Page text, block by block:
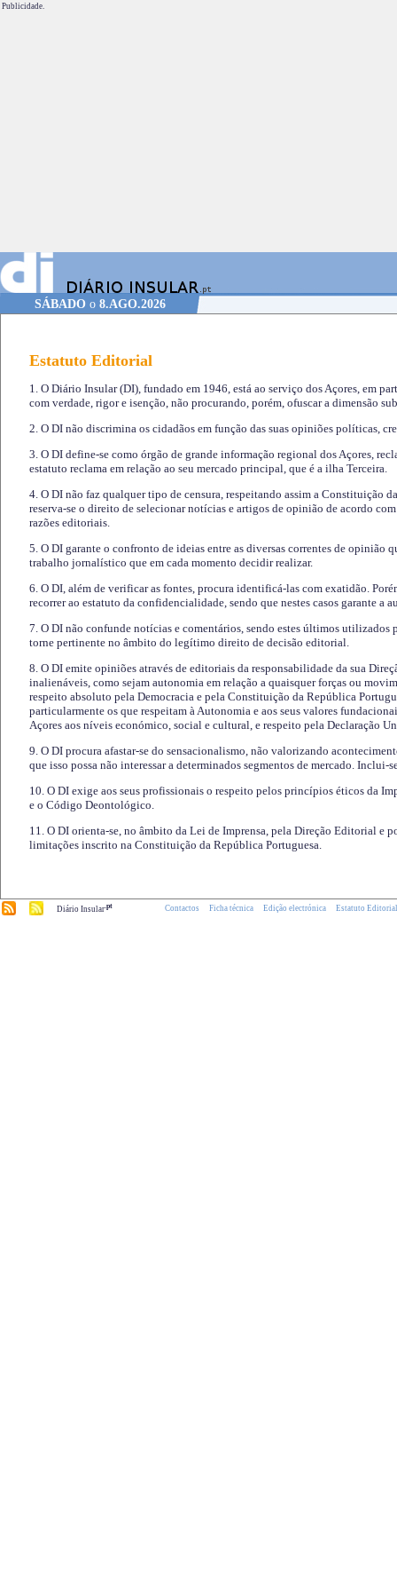
Publicidade.
SÁBADOo 8.AGO.2026
Estatuto Editorial
1. O Diário Insular (DI), fundado em 1946, está ao serviço dos Açores, em
com verdade, rigor e isenção, não procurando, porém, ofuscar a dimensão
2. O DI não discrimina os cidadãos em função das suas opiniões políticas,
3. O DI define-se como órgão de grande informação regional dos Açores,
estatuto reclama em relação ao seu mercado principal, que é a ilha Terceira.
4. O DI não faz qualquer tipo de censura, respeitando assim a Constituição
reserva-se o direito de selecionar notícias e artigos de opinião de acordo
razões editoriais.
5. O DI garante o confronto de ideias entre as diversas correntes de opinião
trabalho jornalístico que em cada momento decidir realizar.
6. O DI, além de verificar as fontes, procura identificá-las com exatidão.
recorrer ao estatuto da confidencialidade, sendo que nestes casos garante a
7. O DI não confunde notícias e comentários, sendo estes últimos utilizados
torne pertinente no âmbito do legítimo direito de decisão editorial.
8. O DI emite opiniões através de editoriais da responsabilidade da sua
inalienáveis, como sejam autonomia em relação a quaisquer forças ou
respeito absoluto pela Democracia e pela Constituição da República
particularmente os que respeitam à Autonomia e aos seus valores
Açores aos níveis económico, social e cultural, e respeito pela Declaração
9. O DI procura afastar-se do sensacionalismo, não valorizando
que isso possa não interessar a determinados segmentos de mercado.
10. O DI exige aos seus profissionais o respeito pelos princípios éticos da
e o Código Deontológico.
11. O DI orienta-se, no âmbito da Lei de Imprensa, pela Direção Editorial e
limitações inscrito na Constituição da República Portuguesa.
Diário Insular.pt Contactos Ficha técnica Edição electrónica Estatuto Editorial